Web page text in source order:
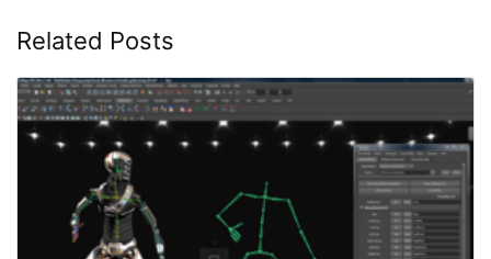
Related Posts